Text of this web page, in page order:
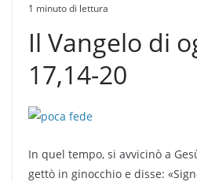
1 minuto di lettura
Il Vangelo di
17,14-20
In quel tempo, si avvicinò a
gettò in ginocchio e disse: